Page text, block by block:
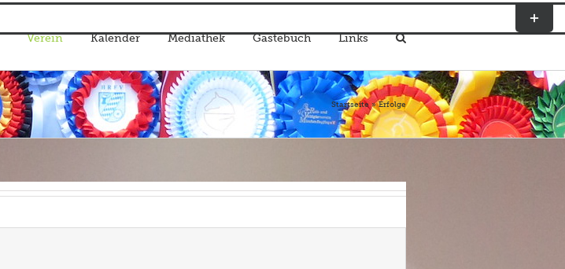
Verein Kalender Mediathek Gästebuch Links
Startseite »Erfolge
Toggle
Sliding